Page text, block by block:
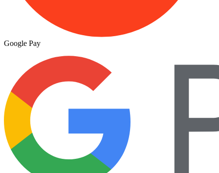
Google Pay